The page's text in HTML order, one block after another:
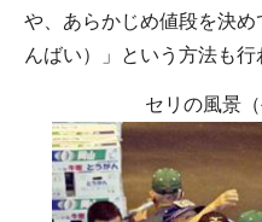
や、あらかじめ値段を決
んばい）」という方法も行
セリの風景